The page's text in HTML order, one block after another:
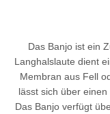
Das Banjo ist ein
Langhalslaute dient
Membran aus Fell
lässt sich über
Das Banjo verfügt